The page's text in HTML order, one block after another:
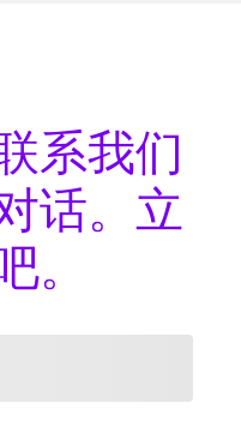
系我们
话。立
。